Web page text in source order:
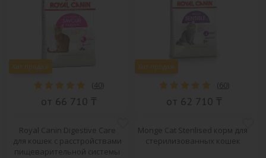
Хит продаж
(40)
от 66 710 ₸
Хит продаж
(60)
от 62 710 ₸
Royal Canin Digestive Care
для кошек с расстройствами
пищеварительной системы
Monge Cat Sterilised корм для
стерилизованных кошек